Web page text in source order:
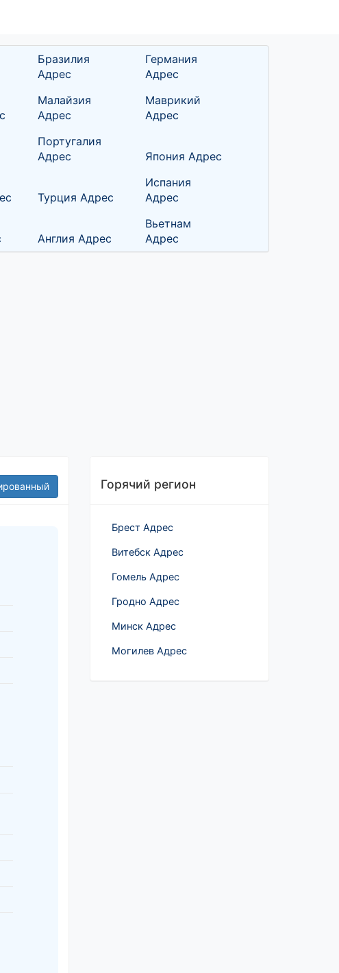
Бразилия
Адрес
Германия
Адрес
Малайзия
Адрес
Маврикий
Адрес
Португалия
Адрес
Япония Адрес
Турция Адрес
Испания
Адрес
Англия Адрес
Вьетнам
Адрес
Горячий регион
Брест Адрес
Витебск Адрес
Гомель Адрес
Гродно Адрес
Минск Адрес
Могилев Адрес